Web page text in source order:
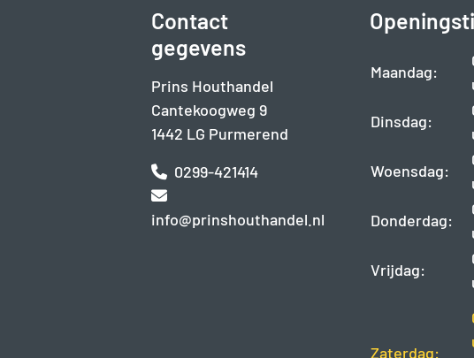
Contact
gegevens
Prins Houthandel
Cantekoogweg 9
1442 LG Purmerend
0299-421414
info@prinshouthandel.nl
Maandag:
Dinsdag:
Woensdag:
Donderdag:
Vrijdag:
Zaterdag: